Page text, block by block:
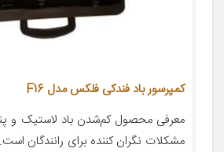
کمپرسور باد فندکی فلکس مدل F16
معرفی محصول کم‌شدن باد لاستیک و
مشکلات نگران کننده برای رانندگان